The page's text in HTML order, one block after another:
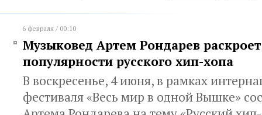
6 февраля / 00:10
Музыковед Артем Рондарев
популярности русского хип-хопа
В воскресенье, 4 июня, в рамках
фестиваля «Весь мир в одной Вышке»